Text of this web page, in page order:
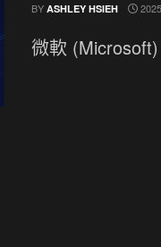
BY ASHLEY HSIEH
微軟